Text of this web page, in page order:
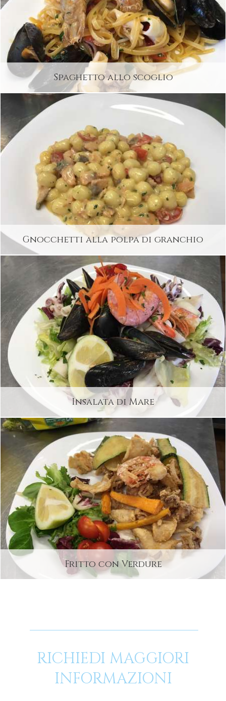
Spaghetto allo scoglio
Gnocchetti alla polpa di granchio
Insalata di Mare
Fritto con Verdure
RICHIEDI MAGGIORI
INFORMAZIONI